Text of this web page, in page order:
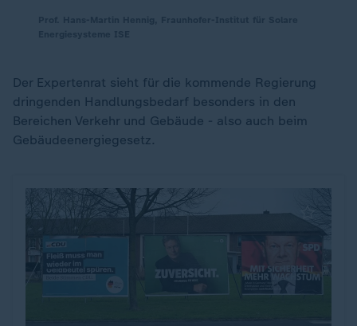
Der Expertenrat sieht für die kommende Regierung
dringenden Handlungsbedarf besonders in den
Bereichen Verkehr und Gebäude - also auch beim
Gebäudeenergiegesetz.